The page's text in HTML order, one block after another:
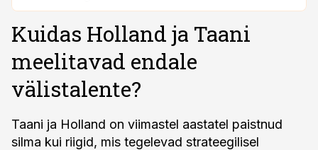
Kuidas Holland ja Taani
meelitavad endale
välistalente?
Taani ja Holland on viimastel aastatel paistnud
silma kui riigid, mis tegelevad strateegilisel